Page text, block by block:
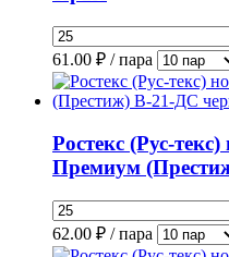
61.00 ₽ / пара
Ростекс (Рус-
Премиум
62.00 ₽ / пара